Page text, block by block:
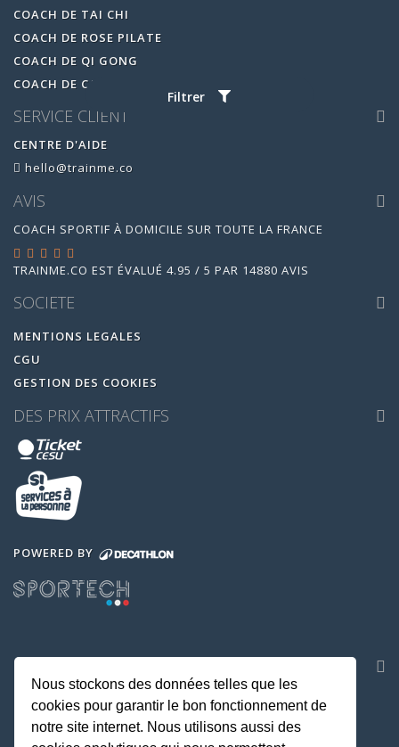
Filtrer
COACH DE TAI CHI
COACH DE ROSE PILATE
COACH DE QI GONG
COACH DE CARDIO BOXING
SERVICE CLIENT
CENTRE D'AIDE
hello@trainme.co
AVIS
COACH SPORTIF À DOMICILE SUR TOUTE LA FRANCE
TRAINME.CO EST ÉVALUÉ 4.95 / 5 PAR 14880 AVIS
SOCIETE
MENTIONS LEGALES
CGU
GESTION DES COOKIES
DES PRIX ATTRACTIFS
POWERED BY
Nous stockons des données telles que les
cookies pour garantir le bon fonctionnement de
notre site internet. Nous utilisons aussi des